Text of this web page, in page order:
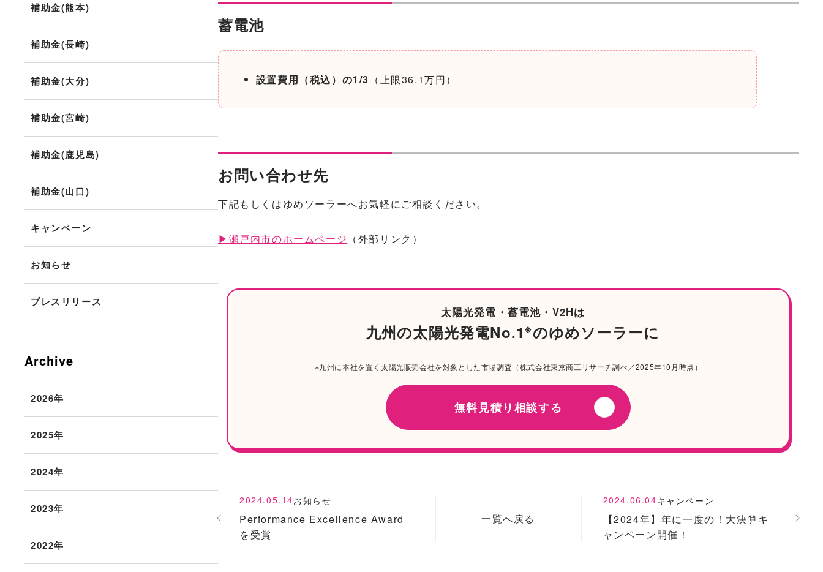
補助金(熊本)
補助金(長崎)
補助金(大分)
補助金(宮崎)
補助金(鹿児島)
補助金(山口)
キャンペーン
お知らせ
プレスリリース
Archive
2026年
2025年
2024年
2023年
2022年
蓄電池
設置費用（税込）の1/3 （上限36.1万円）
お問い合わせ先
下記もしくはゆめソーラーへお気軽にご相談ください。
▶瀬戸内市のホームページ （外部リンク）
太陽光発電・蓄電池・V2Hは
九州の太陽光発電No.1※のゆめソーラーに
※九州に本社を置く太陽光販売会社を対象とした市場調査（株式会社東京商工リサーチ調べ／2025年10月時点）
無料見積り相談する
2024.05.14お知らせ
Performance Excellence Award
を受賞
一覧へ戻る
2024.06.04キャンペーン
【2024年】年に一度の！大決算キ
ャンペーン開催！